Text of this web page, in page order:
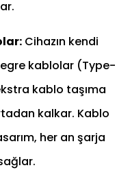
Cihazın kendi
kablolar (Type-
kablo taşıma
kalkar. Kablo
her an şarja